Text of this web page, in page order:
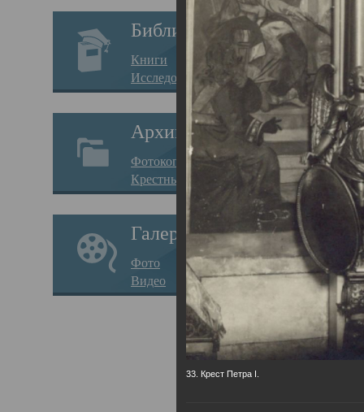
Библиотека
Книги
Исследования
Архив
Фотокопии дел
Крестные ходы
Галерея
Фото
Видео
33. Крест Петра I.